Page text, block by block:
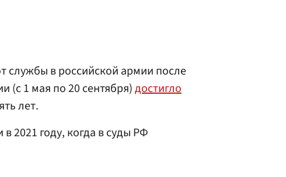
службы в российской армии после
(с 1 мая по 20 сентября)достигло
лет.
2021 году, когда в суды РФ